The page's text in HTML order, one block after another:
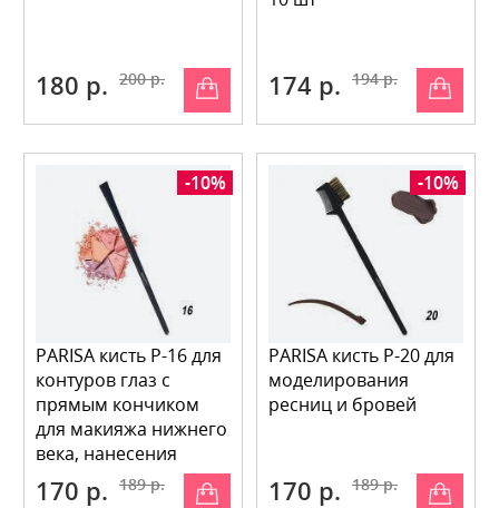
180 р. 200 р. 174 р. 194 р.
-10%
PARISA кисть P-16 для
контуров глаз с
прямым кончиком
для макияжа нижнего
века, нанесения
теней в уг
170 р. 189 р.
-10%
PARISA кисть P-20 для
моделирования
ресниц и бровей
170 р. 189 р.